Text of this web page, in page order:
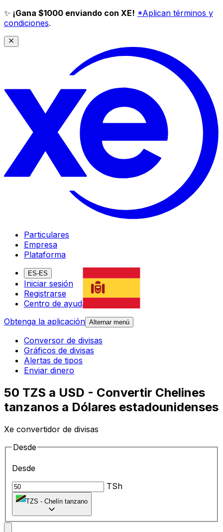
✨ ¡Gana $1000 enviando con XE! *Aplican términos y
condiciones.
Particulares
Empresa
Plataforma
ES-ES
Iniciar sesión
Registrarse
Centro de ayuda
Obtenga la aplicación Alternar menú
Conversor de divisas
Gráficos de divisas
Alertas de tipos
Enviar dinero
50 TZS a USD - Convertir Chelines
tanzanos a Dólares estadounidenses
Xe convertidor de divisas
Desde
Desde
TSh
TZS - Chelín tanzano